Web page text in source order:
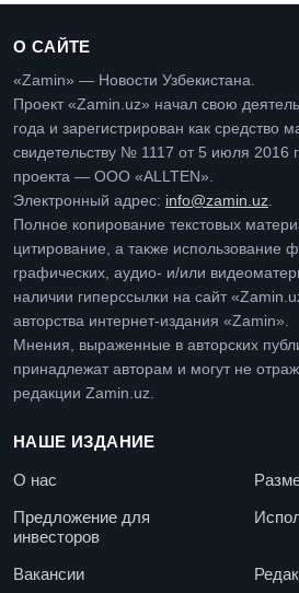
О САЙТЕ
«Zamin» — Новости Узбекистана.
Проект «Zamin.uz» начал свою
года и зарегистрирован как средство
свидетельству № 1117 от 5 июля 2016
проекта — ООО «ALLTEN».
Электронный адрес: info@zamin.uz
Полное копирование текстовых
цитирование, а также использование
графических, аудио- и/или
наличии гиперссылки на сайт
авторства интернет-издания «Zamin».
Мнения, выраженные в авторских
принадлежат авторам и могут не
редакции Zamin.uz.
НАШЕ ИЗДАНИЕ
О нас
Предложение для
инвесторов
Вакансии